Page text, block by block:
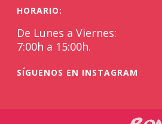
HORARIO:
De Lunes a Viernes:
7:00h a 15:00h.
SÍGUENOS EN INSTAGRAM